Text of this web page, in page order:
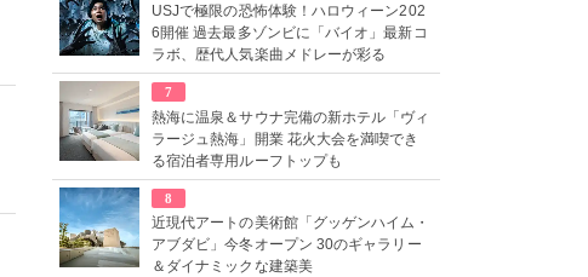
USJで極限の恐怖体験！ハロウィーン202
6開催 過去最多ゾンビに「バイオ」最新コ
ラボ、歴代人気楽曲メドレーが彩る
7
熱海に温泉＆サウナ完備の新ホテル「ヴィ
ラージュ熱海」開業 花火大会を満喫でき
る宿泊者専用ルーフトップも
8
近現代アートの美術館「グッゲンハイム・
アブダビ」今冬オープン 30のギャラリー
＆ダイナミックな建築美